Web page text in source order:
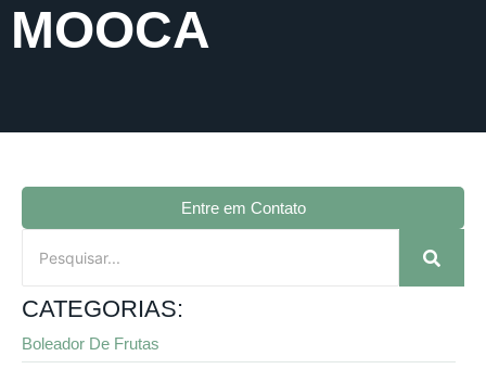
MOOCA
Entre em Contato
CATEGORIAS:
Boleador De Frutas